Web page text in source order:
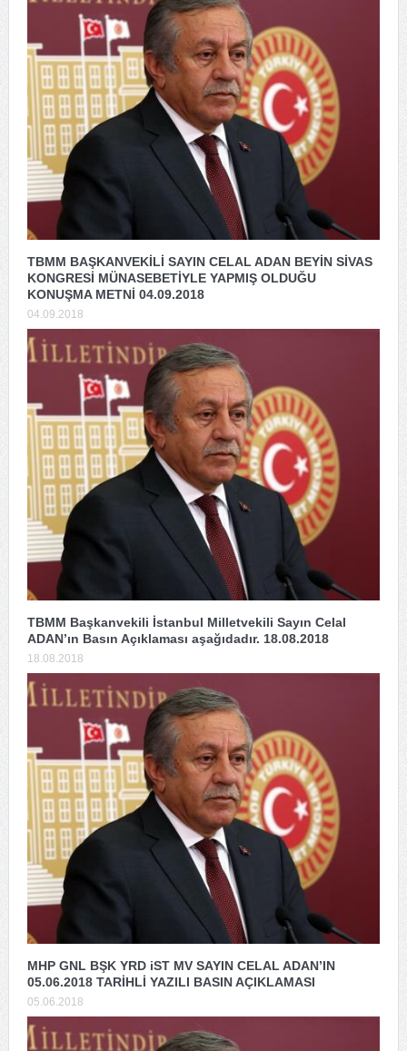
TBMM BAŞKANVEKİLİ SAYIN CELAL ADAN BEYİN SİVAS
KONGRESİ MÜNASEBETİYLE YAPMIŞ OLDUĞU
KONUŞMA METNİ 04.09.2018
04.09.2018
TBMM Başkanvekili İstanbul Milletvekili Sayın Celal
ADAN’ın Basın Açıklaması aşağıdadır. 18.08.2018
18.08.2018
MHP GNL BŞK YRD iST MV SAYIN CELAL ADAN’IN
05.06.2018 TARİHLİ YAZILI BASIN AÇIKLAMASI
05.06.2018